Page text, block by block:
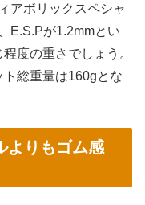
アボリックスペシャ
E.S.Pが1.2mmとい
度の重さでしょう。
総重量は160gとな
よりもゴム感